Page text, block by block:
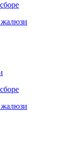
жалюзи
жалюзи